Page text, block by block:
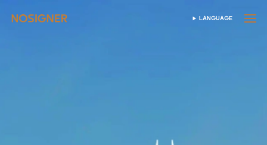
होम भाषा चुनें
LANGUAGE